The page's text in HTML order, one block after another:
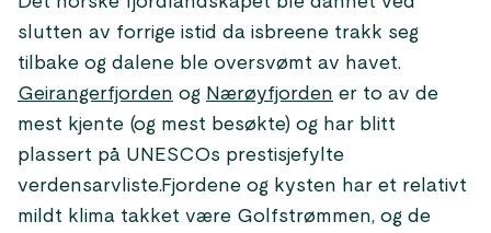
slutten av forrige istid da isbreene trakk seg
tilbake og dalene ble oversvømt av havet.
Geirangerfjorden og Nærøyfjorden er to av de
mest kjente (og mest besøkte) og har blitt
plassert på UNESCOs prestisjefylte
verdensarvliste.Fjordene og kysten har et relativt
mildt klima takket være Golfstrømmen, og de